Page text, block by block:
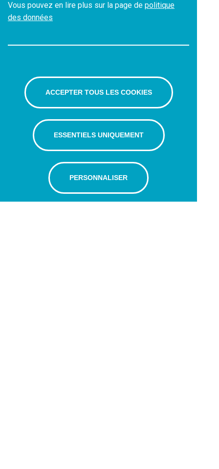
Vous pouvez en lire plus sur la page de politique
des données
ACCEPTER TOUS LES COOKIES
ESSENTIELS UNIQUEMENT
PERSONNALISER